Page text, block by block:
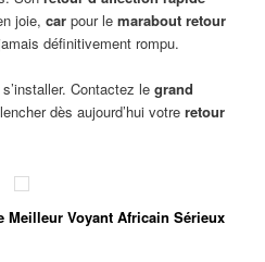
joie,car pour lemarabout retour
définitivement rompu.
Contactez legrand
dès aujourd’hui votreretour
Meilleur Voyant Africain Sérieux